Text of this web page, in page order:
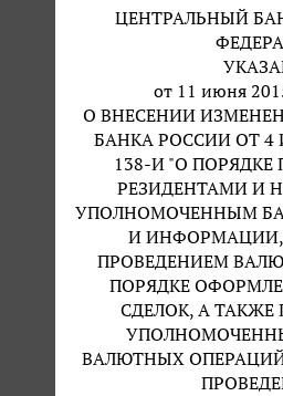
ЦЕНТРАЛЬНЫЙ
от 11 июня
О ВНЕСЕНИИ
БАНКА РОССИИ ОТ 4
138-И "О ПОРЯДКЕ
РЕЗИДЕНТАМИ И
УПОЛНОМОЧЕННЫМ
И ИНФОРМАЦИИ,
ПРОВЕДЕНИЕМ
ПОРЯДКЕ
СДЕЛОК, А ТАКЖЕ
ВАЛЮТНЫХ